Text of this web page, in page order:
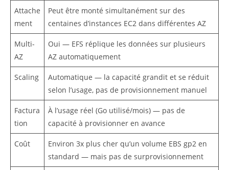
Attache
ment
Peut être monté simultanément sur des
centaines d’instances EC2 dans différentes AZ
Multi-
AZ
Oui — EFS réplique les données sur plusieurs
AZ automatiquement
Scaling
Automatique — la capacité grandit et se réduit
selon l’usage, pas de provisionnement manuel
Factura
tion
À l’usage réel (Go utilisé/mois) — pas de
capacité à provisionner en avance
Coût
Environ 3x plus cher qu’un volume EBS gp2 en
standard — mais pas de surprovisionnement